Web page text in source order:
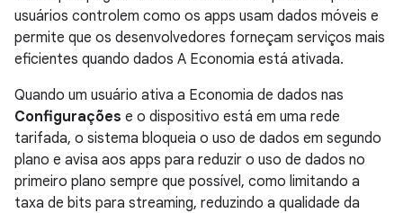
usuários controlem como os apps usam dados móveis e
permite que os desenvolvedores forneçam serviços mais
eficientes quando dados A Economia está ativada.
Quando um usuário ativa a Economia de dados nas
Configurações e o dispositivo está em uma rede
tarifada, o sistema bloqueia o uso de dados em segundo
plano e avisa aos apps para reduzir o uso de dados no
primeiro plano sempre que possível, como limitando a
taxa de bits para streaming, reduzindo a qualidade da